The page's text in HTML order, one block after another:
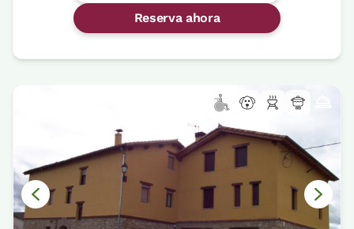
Reserva ahora